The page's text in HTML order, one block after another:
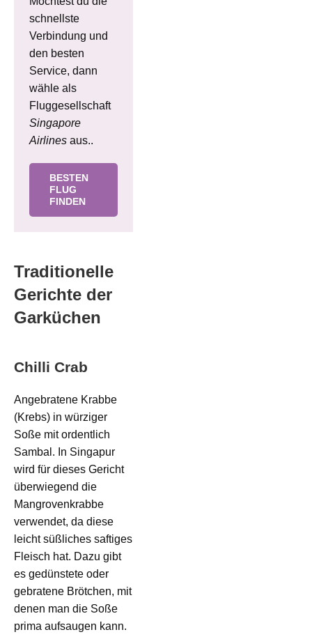
schnellste
Verbindung und
den besten
Service, dann
wähle als
Fluggesellschaft
Singapore
Airlines aus..
BESTEN
FLUG
FINDEN
Traditionelle
Gerichte der
Garküchen
Chilli Crab
Angebratene Krabbe
(Krebs) in würziger
Soße mit ordentlich
Sambal. In Singapur
wird für dieses Gericht
überwiegend die
Mangrovenkrabbe
verwendet, da diese
leicht süßliches saftiges
Fleisch hat. Dazu gibt
es gedünstete oder
gebratene Brötchen, mit
denen man die Soße
prima aufsaugen kann.